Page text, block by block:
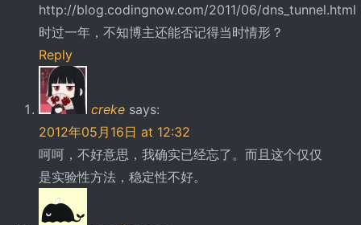
http://blog.codingnow.com/2011/06/dns_tunnel.html
时过一年，不知博主还能否记得当时情形？
Reply
creke says:
2012年05月16日 at 12:32
呵呵，不好意思，我确实已经忘了。而且这个仅仅
是实验性方法，稳定性不好。